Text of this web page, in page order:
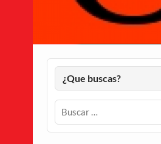
¿Que buscas?